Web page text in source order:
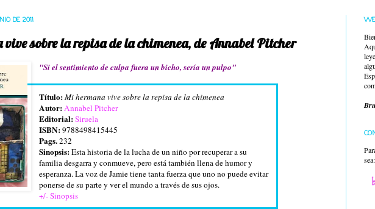
DE 2011
vive sobre la repisa de la chimenea, de Annabel Pitcher
"Si el sentimiento de culpa fuera un bicho, sería un pulpo"
Título:Mi hermana vive sobre la repisa de la chimenea
Autor:Annabel Pitcher
Editorial:Siruela
ISBN:9788498415445
Pags.232
Sinopsis:Esta historia de la lucha de un niño por recuperar a su
familia desgarra y conmueve, pero está también llena de humor y
esperanza. La voz de Jamie tiene tanta fuerza que uno no puede evitar
ponerse de su parte y ver el mundo a través de sus ojos.
+/- Sinopsis
sea: